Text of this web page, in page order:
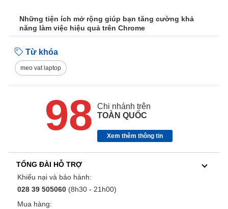
Những tiện ích mở rộng giúp bạn tăng cường khả
năng làm việc hiệu quả trên Chrome
Từ khóa
meo vat laptop
98
Chi nhánh trên
TOÀN QUỐC
Xem thêm thông tin
TỔNG ĐÀI HỖ TRỢ
Khiếu nại và bảo hành:
028 39 505060 (8h30 - 21h00)
Mua hàng: